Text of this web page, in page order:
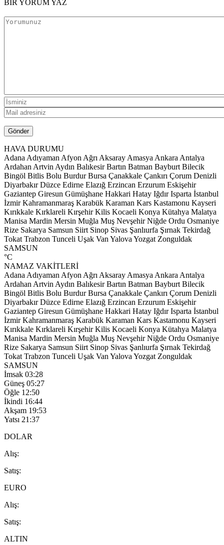
BİR YORUM YAZ
HAVA DURUMU
Adana Adıyaman Afyon Ağrı Aksaray Amasya Ankara Antalya
Ardahan Artvin Aydın Balıkesir Bartın Batman Bayburt Bilecik
Bingöl Bitlis Bolu Burdur Bursa Çanakkale Çankırı Çorum Denizli
Diyarbakır Düzce Edirne Elazığ Erzincan Erzurum Eskişehir
Gaziantep Giresun Gümüşhane Hakkari Hatay Iğdır Isparta İstanbul
İzmir Kahramanmaraş Karabük Karaman Kars Kastamonu Kayseri
Kırıkkale Kırklareli Kırşehir Kilis Kocaeli Konya Kütahya Malatya
Manisa Mardin Mersin Muğla Muş Nevşehir Niğde Ordu Osmaniye
Rize Sakarya Samsun Siirt Sinop Sivas Şanlıurfa Şırnak Tekirdağ
Tokat Trabzon Tunceli Uşak Van Yalova Yozgat Zonguldak
SAMSUN
°C
NAMAZ VAKİTLERİ
Adana Adıyaman Afyon Ağrı Aksaray Amasya Ankara Antalya
Ardahan Artvin Aydın Balıkesir Bartın Batman Bayburt Bilecik
Bingöl Bitlis Bolu Burdur Bursa Çanakkale Çankırı Çorum Denizli
Diyarbakır Düzce Edirne Elazığ Erzincan Erzurum Eskişehir
Gaziantep Giresun Gümüşhane Hakkari Hatay Iğdır Isparta İstanbul
İzmir Kahramanmaraş Karabük Karaman Kars Kastamonu Kayseri
Kırıkkale Kırklareli Kırşehir Kilis Kocaeli Konya Kütahya Malatya
Manisa Mardin Mersin Muğla Muş Nevşehir Niğde Ordu Osmaniye
Rize Sakarya Samsun Siirt Sinop Sivas Şanlıurfa Şırnak Tekirdağ
Tokat Trabzon Tunceli Uşak Van Yalova Yozgat Zonguldak
SAMSUN
İmsak 03:28
Güneş 05:27
Öğle 12:50
İkindi 16:44
Akşam 19:53
Yatsı 21:37
DOLAR
Alış:
Satış:
EURO
Alış:
Satış:
ALTIN